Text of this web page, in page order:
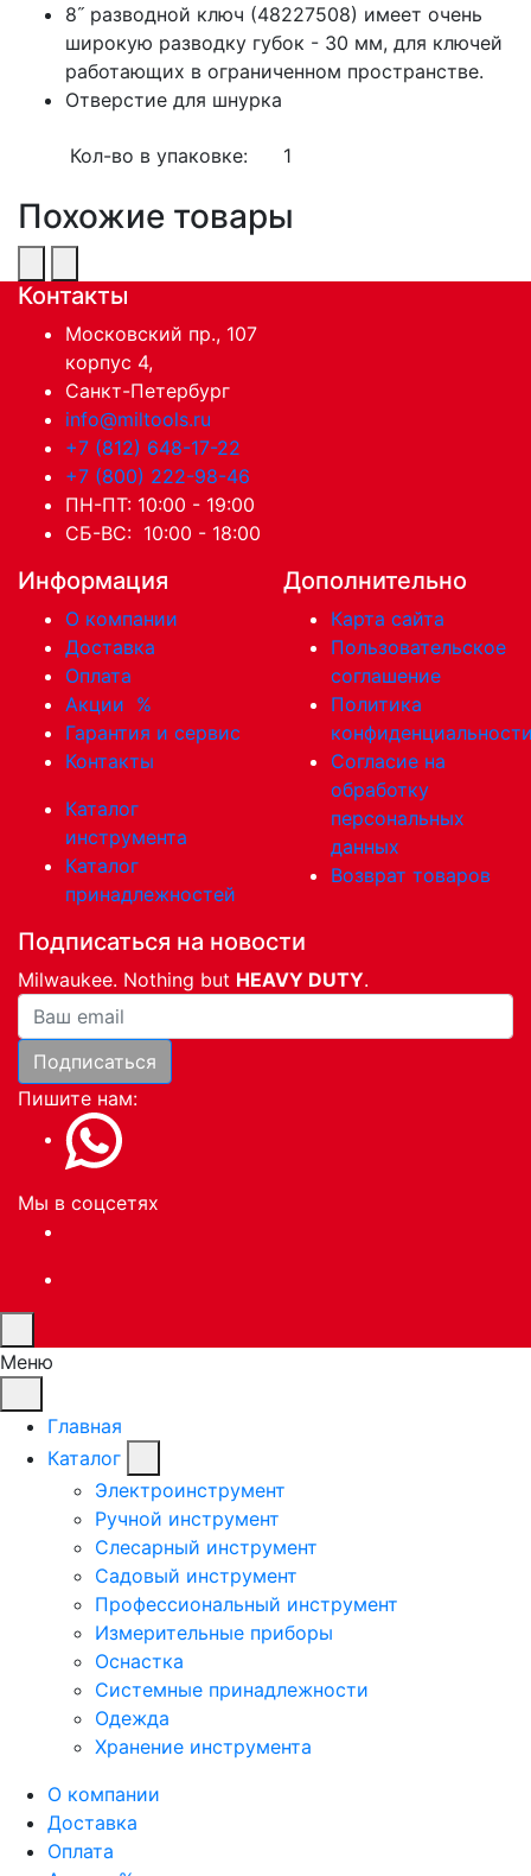
8˝ разводной ключ (48227508) имеет очень
широкую разводку губок - 30 мм, для ключей
работающих в ограниченном пространстве.
Отверстие для шнурка
Кол-во в упаковке: 1
Похожие товары
Контакты
Московский пр., 107
корпус 4,
Санкт-Петербург
info@miltools.ru
+7 (812) 648-17-22
+7 (800) 222-98-46
ПН-ПТ: 10:00 - 19:00
СБ-ВС: 10:00 - 18:00
Информация
О компании
Доставка
Оплата
Акции %
Гарантия и сервис
Контакты
Каталог
инструмента
Каталог
принадлежностей
Дополнительно
Карта сайта
Пользовательское
соглашение
Политика
Согласие на
обработку
персональных
данных
Возврат товаров
Подписаться на новости
Milwaukee. Nothing but HEAVY DUTY.
Ваша почта
Подписаться
Пишите нам:
Мы в соцсетях
Меню
Главная
Каталог
Электроинструмент
Ручной инструмент
Слесарный инструмент
Садовый инструмент
Профессиональный инструмент
Измерительные приборы
Оснастка
Системные принадлежности
Одежда
Хранение инструмента
О компании
Доставка
Оплата